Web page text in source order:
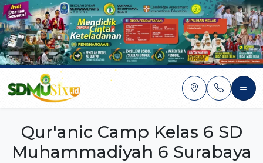
Skip
to
content
Qur'anic Camp Kelas 6 SD
Muhammadiyah 6 Surabaya